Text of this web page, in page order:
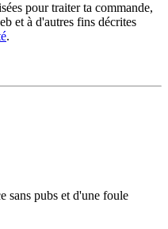
pour traiter ta commande,
et à d'autres fins décrites
.
sans pubs et d'une foule